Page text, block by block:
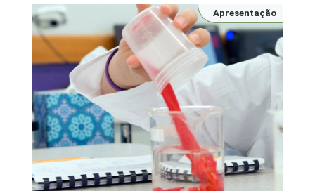
Apresentação